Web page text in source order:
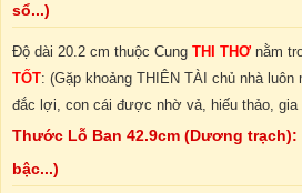
sổ...)
Độ dài 20.2 cm thuộc Cung THI THƠ nằm
TỐT: (Gặp khoảng THIÊN TÀI chủ nhà
đắc lợi, con cái được nhờ vả, hiếu thảo, gia
Thước Lỗ Ban 42.9cm (Dương
bậc...)